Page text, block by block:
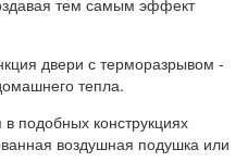
тем самым эффект
двери с терморазрывом -
тепла.
подобных конструкциях
воздушная подушка или